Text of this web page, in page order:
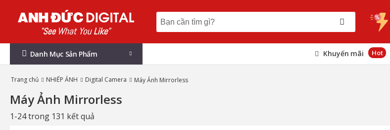
Danh Mục Sản Phẩm Khuyến mãi Hot
Trang chủ NHIẾP ẢNH Digital Camera Máy Ảnh Mirrorless
Máy Ảnh Mirrorless
1-24 trong 131 kết quả